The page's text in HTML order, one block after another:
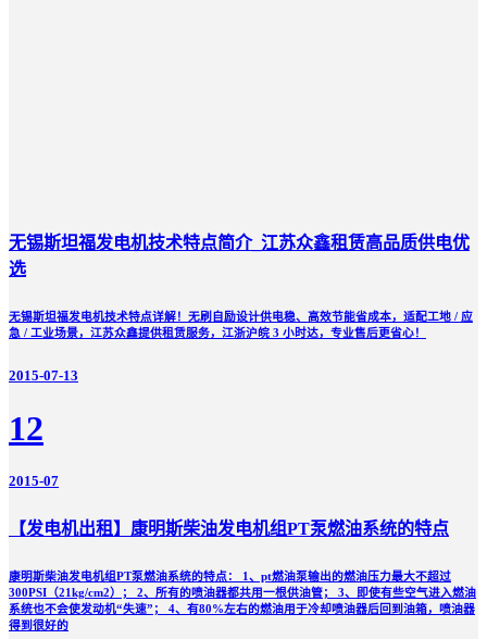
无锡斯坦福发电机技术特点简介_江苏众鑫租赁高品质供电优
选
无锡斯坦福发电机技术特点详解！无刷自励设计供电稳、高效节能省成本，适配工地 / 应
急 / 工业场景，江苏众鑫提供租赁服务，江浙沪皖 3 小时达，专业售后更省心！
2015-07-13
12
2015-07
【发电机出租】康明斯柴油发电机组PT泵燃油系统的特点
康明斯柴油发电机组PT泵燃油系统的特点： 1、pt燃油泵输出的燃油压力最大不超过
300PSI（21kg/cm2）； 2、所有的喷油器都共用一根供油管； 3、即使有些空气进入燃油
系统也不会使发动机“失速”； 4、有80%左右的燃油用于冷却喷油器后回到油箱，喷油器
得到很好的